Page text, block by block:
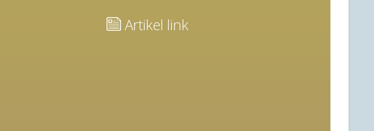
Artikel link